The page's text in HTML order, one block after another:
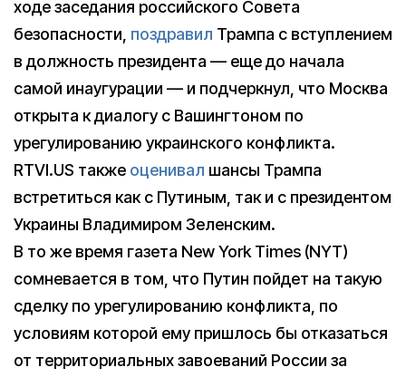
ходе заседания российского Совета
безопасности, поздравил Трампа с вступлением
в должность президента — еще до начала
самой инаугурации — и подчеркнул, что Москва
открыта к диалогу с Вашингтоном по
урегулированию украинского конфликта.
RTVI.US также оценивал шансы Трампа
встретиться как с Путиным, так и с президентом
Украины Владимиром Зеленским.
В то же время газета New York Times (NYT)
сомневается в том, что Путин пойдет на такую
сделку по урегулированию конфликта, по
условиям которой ему пришлось бы отказаться
от территориальных завоеваний России за